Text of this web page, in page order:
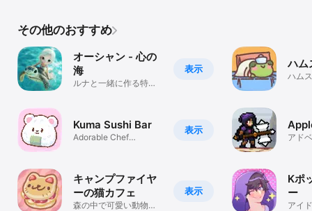
その他のおすすめ
表示
オーシャン - 心の
海
ルナと一緒に作る特別
表示
Kuma Sushi Bar
Adorable Chef
表示
キャンプファイヤ
ーの猫カフェ
森の中で可愛い動物た
ハム
ハム
アド
Kポ
ー
アイ